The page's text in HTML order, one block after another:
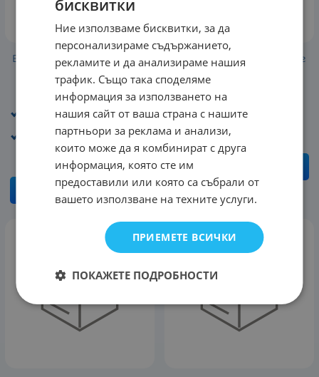
Витамин D-3 1000 IU - 180
дражета
€ / лв.
Разфасовка: 180
дражета
Производител : SAN
КУПИ
100% Casein Fusion - 997 г
47.04
Разфасовка: 997 г
Производител : SAN
бисквитки
Ние използваме бисквитки, за да
персонализираме съдържанието,
рекламите и да анализираме нашия
трафик. Също така споделяме
информация за използването на
нашия сайт от ваша страна с нашите
партньори за реклама и анализи,
които може да я комбинират с друга
информация, която сте им
предоставили или която са събрали от
вашето използване на техните услуги.
ПРИЕМЕТЕ ВСИЧКИ
ПОКАЖЕТЕ ПОДРОБНОСТИ